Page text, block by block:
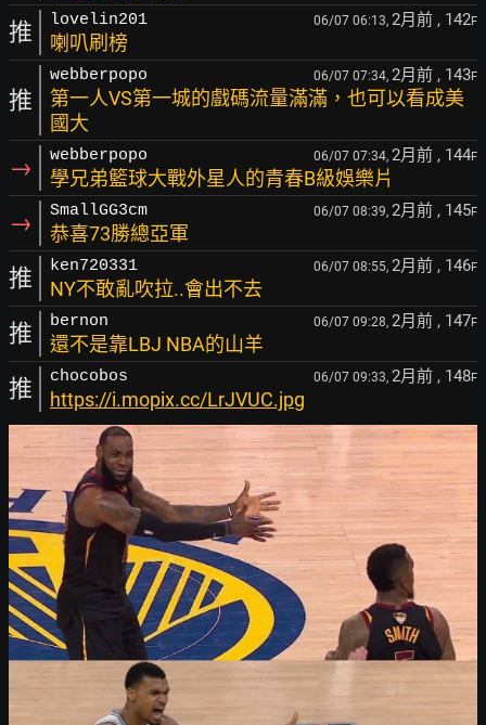
推 lovelin201 06/07 06:13, 2月前 , 142F
喇叭刷榜
推
webberpopo 06/07 07:34, 2月前 , 143F
第一人VS第一城的戲碼流量滿滿，也可以看成美
國大
→ webberpopo 06/07 07:34, 2月前 , 144F
學兄弟籃球大戰外星人的青春B級娛樂片
→ SmallGG3cm 06/07 08:39, 2月前 , 145F
恭喜73勝總亞軍
推 ken720331 06/07 08:55, 2月前 , 146F
NY不敢亂吹拉..會出不去
推 bernon 06/07 09:28, 2月前 , 147F
還不是靠LBJ NBA的山羊
推 chocobos 06/07 09:33, 2月前 , 148F
https://i.mopix.cc/LrJVUC.jpg